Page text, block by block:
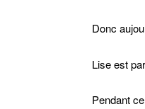
Donc
Lise est
Pendant